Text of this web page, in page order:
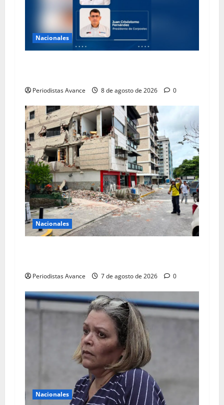
Nacionales
Periodistas Avance 8 de agosto de 2026 0
Nacionales
Periodistas Avance 7 de agosto de 2026 0
Nacionales